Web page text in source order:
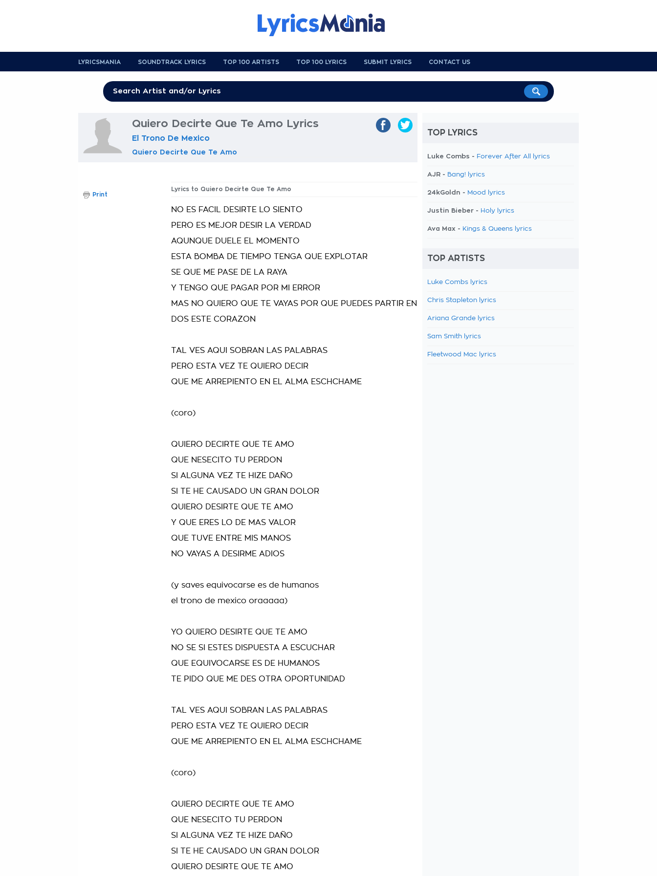
LYRICSMANIA SOUNDTRACK LYRICS TOP 100 ARTISTS TOP 100 LYRICS SUBMIT LYRICS CONTACT US
Quiero Decirte Que Te Amo Lyrics
El Trono De Mexico
Quiero Decirte Que Te Amo
Lyrics to Quiero Decirte Que Te Amo
NO ES FACIL DESIRTE LO SIENTO
PERO ES MEJOR DESIR LA VERDAD
AQUNQUE DUELE EL MOMENTO
ESTA BOMBA DE TIEMPO TENGA QUE EXPLOTAR
SE QUE ME PASE DE LA RAYA
Y TENGO QUE PAGAR POR MI ERROR
MAS NO QUIERO QUE TE VAYAS POR QUE PUEDES PARTIR EN
DOS ESTE CORAZON
TAL VES AQUI SOBRAN LAS PALABRAS
PERO ESTA VEZ TE QUIERO DECIR
QUE ME ARREPIENTO EN EL ALMA ESCHCHAME
(coro)
QUIERO DECIRTE QUE TE AMO
QUE NESECITO TU PERDON
SI ALGUNA VEZ TE HIZE DAÑO
SI TE HE CAUSADO UN GRAN DOLOR
QUIERO DESIRTE QUE TE AMO
Y QUE ERES LO DE MAS VALOR
QUE TUVE ENTRE MIS MANOS
NO VAYAS A DESIRME ADIOS
(y saves equivocarse es de humanos
el trono de mexico oraaaaa)
YO QUIERO DESIRTE QUE TE AMO
NO SE SI ESTES DISPUESTA A ESCUCHAR
QUE EQUIVOCARSE ES DE HUMANOS
TE PIDO QUE ME DES OTRA OPORTUNIDAD
TAL VES AQUI SOBRAN LAS PALABRAS
PERO ESTA VEZ TE QUIERO DECIR
QUE ME ARREPIENTO EN EL ALMA ESCHCHAME
(coro)
QUIERO DECIRTE QUE TE AMO
QUE NESECITO TU PERDON
SI ALGUNA VEZ TE HIZE DAÑO
SI TE HE CAUSADO UN GRAN DOLOR
QUIERO DESIRTE QUE TE AMO
Print
TOP LYRICS
Luke Combs - Forever After All lyrics
AJR - Bang! lyrics
24kGoldn - Mood lyrics
Justin Bieber - Holy lyrics
Ava Max - Kings & Queens lyrics
TOP ARTISTS
Luke Combs lyrics
Chris Stapleton lyrics
Ariana Grande lyrics
Sam Smith lyrics
Fleetwood Mac lyrics